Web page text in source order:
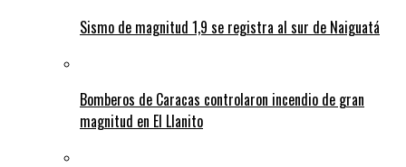
Sismo de magnitud 1,9 se registra al sur de Naiguatá
Bomberos de Caracas controlaron incendio de gran
magnitud en El Llanito